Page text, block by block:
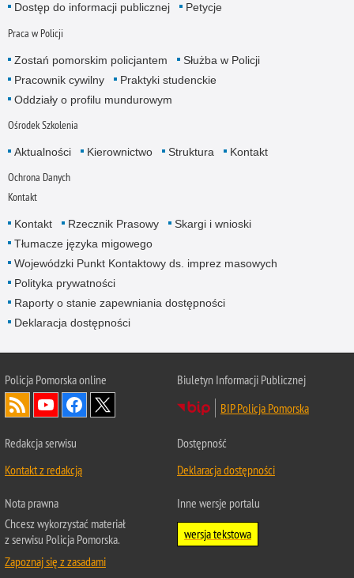
Dostęp do informacji publicznej
Petycje
Praca w Policji
Zostań pomorskim policjantem
Służba w Policji
Pracownik cywilny
Praktyki studenckie
Oddziały o profilu mundurowym
Ośrodek Szkolenia
Aktualności Kierownictwo Struktura Kontakt
Ochrona Danych
Kontakt
Kontakt Rzecznik Prasowy
Skargi i wnioski
Tłumacze języka migowego
Wojewódzki Punkt Kontaktowy ds. imprez masowych
Polityka prywatności
Raporty o stanie zapewniania dostępności
Deklaracja dostępności
Policja Pomorska online
Biuletyn Informacji Publicznej
BIP Policja Pomorska
Redakcja serwisu
Kontakt z redakcją
Dostępność
Deklaracja dostępności
Nota prawna
Chcesz wykorzystać materiał
z serwisu Policja Pomorska.
Zapoznaj się z zasadami
Inne wersje portalu
wersja tekstowa